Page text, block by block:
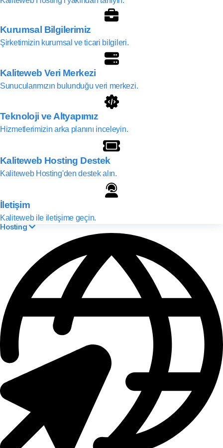
Kurumsal Bilgilerimiz
Şirketimizin kurumsal ve ticari bilgileri.
Kaliteweb Veri Merkezi
Sunucularımızın bulunduğu veri merkezi.
Teknoloji ve Altyapımız
Hizmetlerimizin arka planını inceleyin.
Kaliteweb Hosting Destek
Kaliteweb Hosting'den destek alın.
İletişim
Kaliteweb ile iletişime geçin.
Hosting